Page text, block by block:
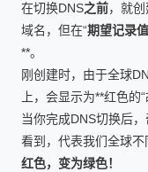
在切换DNS之前，就
域名，但在“期望记录值
**。
刚创建时，由于全球
上，会显示为**红色的
当你完成DNS切换后
看到，代表我们全球不
红色，变为绿色！